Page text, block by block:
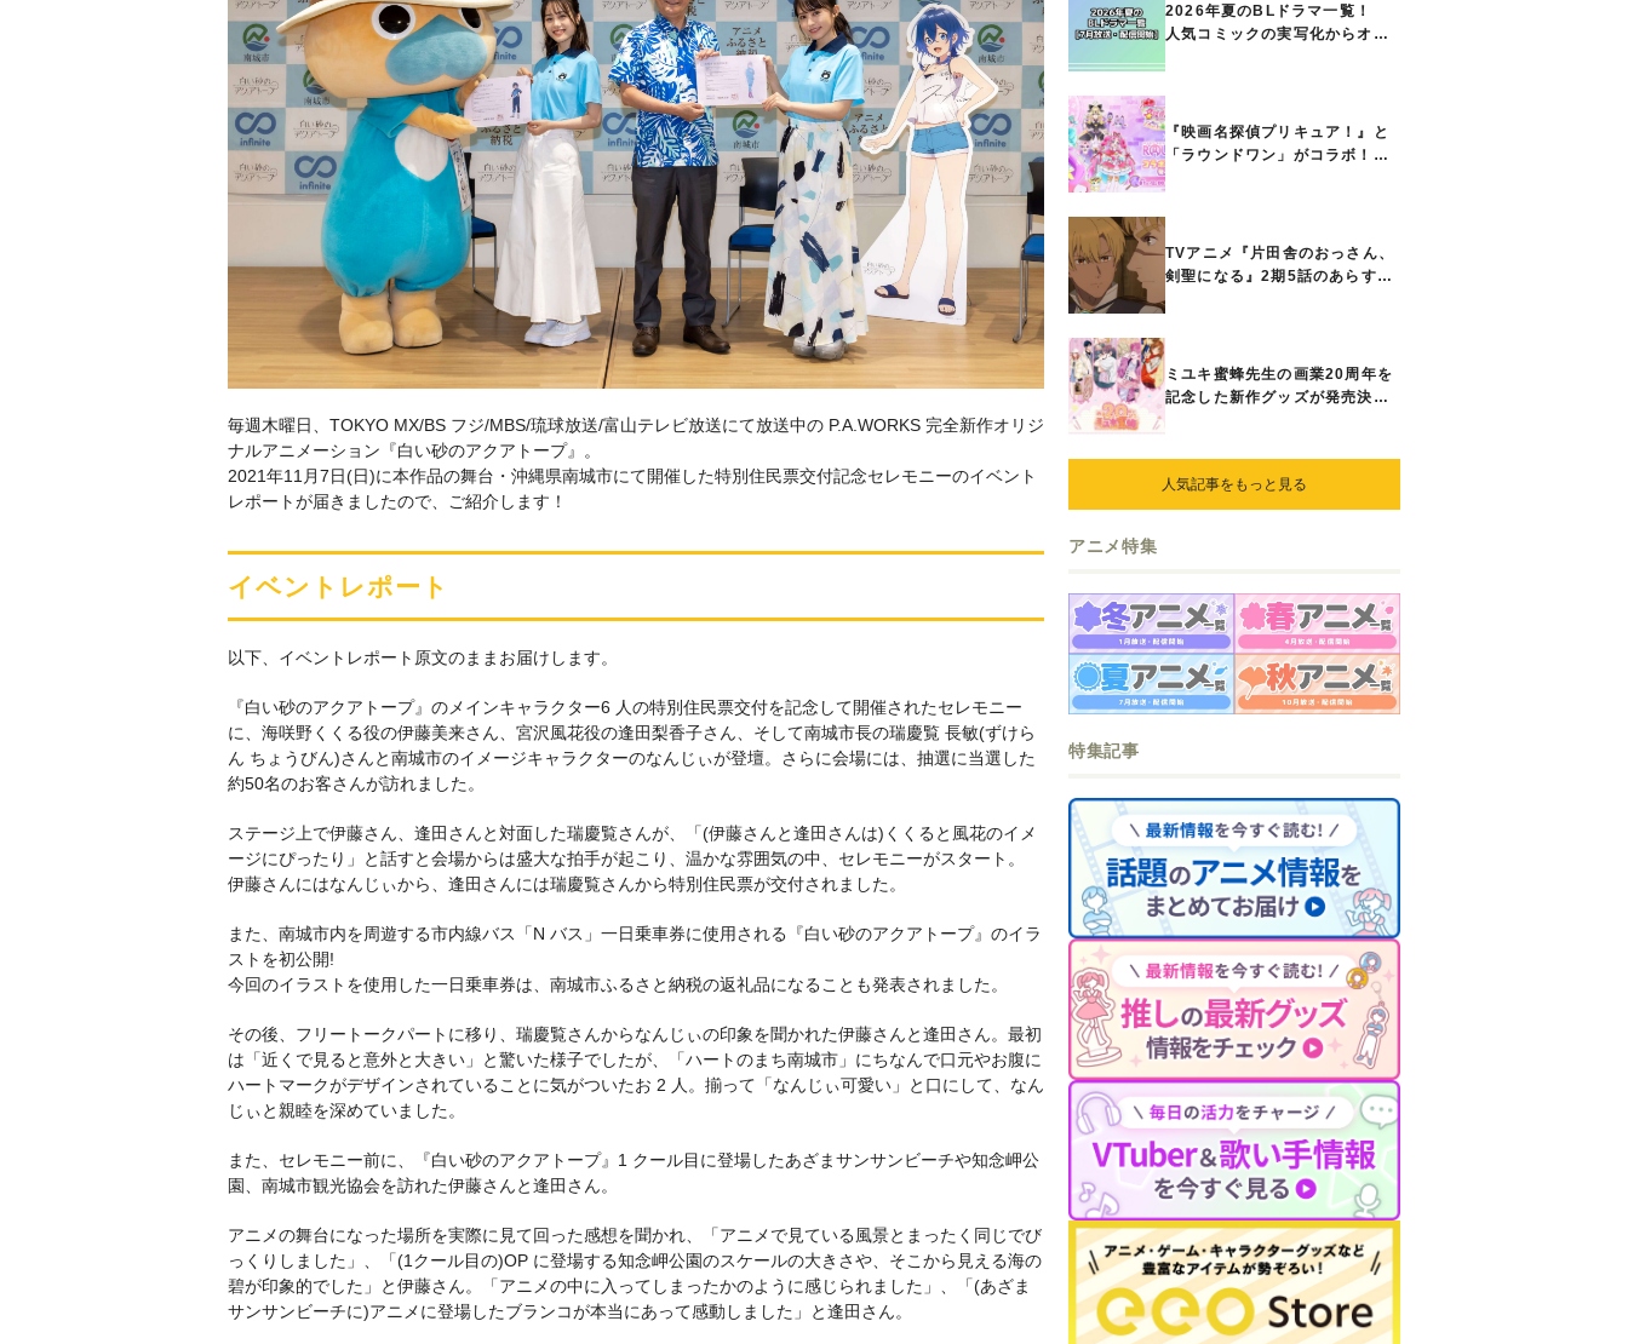
毎週木曜日、TOKYO MX/BS フジ/MBS/琉球放送/富山テレビ放送にて放送中の P.A.WORKS 完全新作オリジ
ナルアニメーション『白い砂のアクアトープ』。
2021年11月7日(日)に本作品の舞台・沖縄県南城市にて開催した特別住民票交付記念セレモニーのイベント
レポートが届きましたので、ご紹介します！
イベントレポート
以下、イベントレポート原文のままお届けします。
『白い砂のアクアトープ』のメインキャラクター6 人の特別住民票交付を記念して開催されたセレモニー
に、海咲野くくる役の伊藤美来さん、宮沢風花役の逢田梨香子さん、そして南城市長の瑞慶覧 長敏(ずけら
ん ちょうびん)さんと南城市のイメージキャラクターのなんじぃが登壇。さらに会場には、抽選に当選した
約50名のお客さんが訪れました。
ステージ上で伊藤さん、逢田さんと対面した瑞慶覧さんが、「(伊藤さんと逢田さんは)くくると風花のイメ
ージにぴったり」と話すと会場からは盛大な拍手が起こり、温かな雰囲気の中、セレモニーがスタート。
伊藤さんにはなんじぃから、逢田さんには瑞慶覧さんから特別住民票が交付されました。
また、南城市内を周遊する市内線バス「N バス」一日乗車券に使用される『白い砂のアクアトープ』のイラ
ストを初公開!
今回のイラストを使用した一日乗車券は、南城市ふるさと納税の返礼品になることも発表されました。
その後、フリートークパートに移り、瑞慶覧さんからなんじぃの印象を聞かれた伊藤さんと逢田さん。最初
は「近くで見ると意外と大きい」と驚いた様子でしたが、「ハートのまち南城市」にちなんで口元やお腹に
ハートマークがデザインされていることに気がついたお 2 人。揃って「なんじぃ可愛い」と口にして、なん
じぃと親睦を深めていました。
また、セレモニー前に、『白い砂のアクアトープ』1 クール目に登場したあざまサンサンビーチや知念岬公
園、南城市観光協会を訪れた伊藤さんと逢田さん。
アニメの舞台になった場所を実際に見て回った感想を聞かれ、「アニメで見ている風景とまったく同じでび
っくりしました」、「(1クール目の)OP に登場する知念岬公園のスケールの大きさや、そこから見える海の
碧が印象的でした」と伊藤さん。「アニメの中に入ってしまったかのように感じられました」、「(あざま
サンサンビーチに)アニメに登場したブランコが本当にあって感動しました」と逢田さん。
2026年夏のBLドラマ一覧！
人気コミックの実写化からオリ
『映画名探偵プリキュア！』と
「ラウンドワン」がコラボ！
TVアニメ『片田舎のおっさん、
剣聖になる』2期5話のあらすじ
ミユキ蜜蜂先生の画業20周年を
記念した新作グッズが発売決
ら、ときめくアイテムが登場♪
人気記事をもっと見る
アニメ特集
特集記事